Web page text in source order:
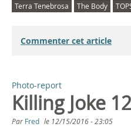
Terra Tenebrosa
The Body
Commenter cet article
Photo-report
Killing Joke
Par Fred le 12/15/2016 - 23:05